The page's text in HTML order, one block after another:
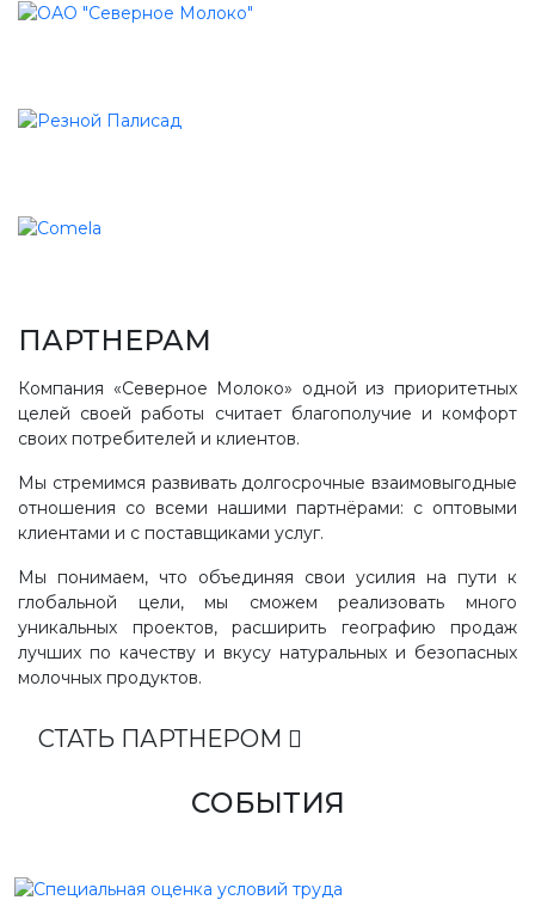
ПАРТНЕРАМ
Компания «Северное Молоко» одной из приоритетных
целей своей работы считает благополучие и комфорт
своих потребителей и клиентов.
Мы стремимся развивать долгосрочные взаимовыгодные
отношения со всеми нашими партнёрами: с оптовыми
клиентами и с поставщиками услуг.
Мы понимаем, что объединяя свои усилия на пути к
глобальной цели, мы сможем реализовать много
уникальных проектов, расширить географию продаж
лучших по качеству и вкусу натуральных и безопасных
молочных продуктов.
СТАТЬ ПАРТНЕРОМ
СОБЫТИЯ